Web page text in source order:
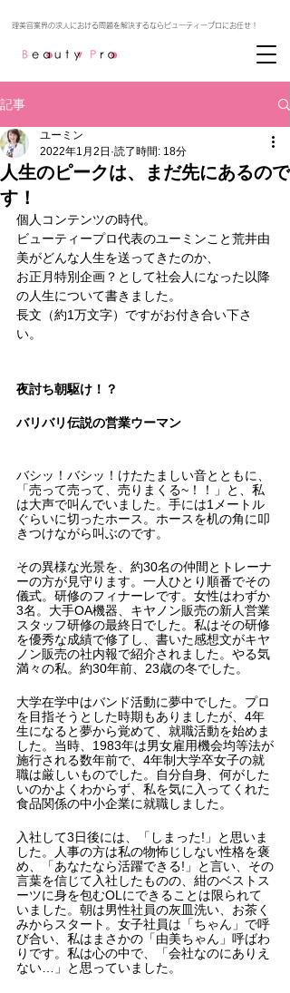
記事
人生のピークは、まだ先にあるので
す！
ユーミン
2022年1月2日 読了時間: 18分
個人コンテンツの時代。
ビューティープロ代表のユーミンこと荒井由
美がどんな人生を送ってきたのか、
お正月特別企画？として社会人になった以降
の人生について書きました。
長文（約1万文字）ですがお付き合い下さ
い。
夜討ち朝駆け！？
バリバリ伝説の営業ウーマン
バシッ！バシッ！けたたましい音とともに、
「売って売って、売りまくる~！！」と、私
は大声で叫んでいました。手には1メートル
ぐらいに切ったホース。ホースを机の角に叩
きつけながら叫ぶのです。
その異様な光景を、約30名の仲間とトレーナ
ーの方が見守ります。一人ひとり順番でその
儀式。研修のフィナーレです。女性はわずか
3名。大手OA機器、キヤノン販売の新人営業
スタッフ研修の最終日でした。私はその研修
を優秀な成績で修了し、書いた感想文がキヤ
ノン販売の社内報で紹介されました。やる気
満々の私。約30年前、23歳の冬でした。
大学在学中はバンド活動に夢中でした。プロ
を目指そうとした時期もありましたが、4年
生になると夢から覚めて、就職活動を始めま
した。当時、1983年は男女雇用機会均等法が
施行される数年前で、4年制大学卒女子の就
職は厳しいものでした。自分自身、何がした
いのかよくわからず、私を気に入ってくれた
食品関係の中小企業に就職しました。
入社して3日後には、「しまった!」と思いま
した。人事の方は私の物怖じしない性格を褒
め、「あなたなら活躍できる!」と言い、その
言葉を信じて入社したものの、紺のベストス
ーツに身を包むOLにできることは限られて
いました。朝は男性社員の灰皿洗い、お茶く
みからスタート。女子社員は「ちゃん」で呼
び合い、私はまさかの「由美ちゃん」呼ばわ
りです。私は心の中で、「会社なのにありえ
ない…」と思っていました。